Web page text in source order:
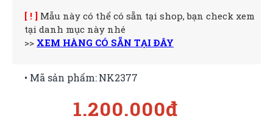
[ ! ] Mẫu này có thể có sẵn tại shop, bạn check xem
tại danh mục này nhé
>> XEM HÀNG CÓ SẴN TẠI ĐÂY
1.200.000đ
• Mã sản phẩm:NK2377